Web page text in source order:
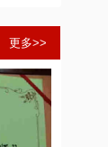
更多>>